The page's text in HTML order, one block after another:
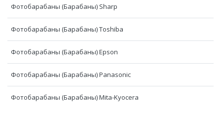
Фотобарабаны (Барабаны) Sharp
Фотобарабаны (Барабаны) Toshiba
Фотобарабаны (Барабаны) Epson
Фотобарабаны (Барабаны) Panasonic
Фотобарабаны (Барабаны) Mita-Kyocera